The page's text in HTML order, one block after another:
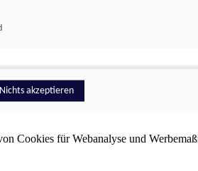
Cookies für Webanalyse und
Nichts akzeptieren